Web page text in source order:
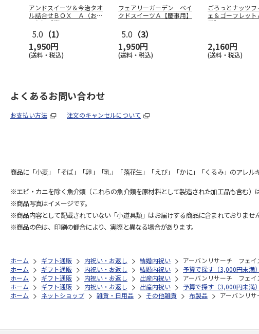
アンドスイーツ＆今治タオ
ル詰合せＢＯＸ Ａ（お名
入れ）【慶
5.0 （1）
1,950円
(送料・税込)
フェアリーガーデン ベイ
クドスイーツＡ【慶事用】
5.0 （3）
1,950円
(送料・税込)
ごろっとナッツフ
ェ＆ゴーフレット
用】
2,160円
(送料・税込)
よくあるお問い合わせ
お支払い方法 注文のキャンセルについて
商品に「小麦」「そば」「卵」「乳」「落花生」「えび」「かに」「くるみ」のアレル
※エビ・カニを除く魚介類（これらの魚介類を原材料として製造された加工品も含む）
※商品写真はイメージです。
※商品内容として記載されていない「小道具類」はお届けする商品に含まれておりません
※商品の色は、印刷の都合により、実際と異なる場合があります。
ホーム ギフト通販 内祝い・お返し 結婚内祝い
アーバンリサーチ フェイ
ホーム
ギフト通販 内祝い・お返し 結婚内祝い 予算で探す（3,000円未満）
ホーム
ギフト通販 内祝い・お返し 出産内祝い
アーバンリサーチ フェイ
ホーム
ギフト通販 内祝い・お返し 出産内祝い 予算で探す（3,000円未満）
ホーム
ネットショップ 雑貨・日用品 その他雑貨 布製品 アーバンリ